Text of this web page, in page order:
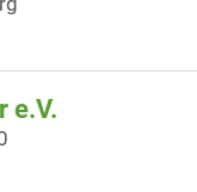
e.V.